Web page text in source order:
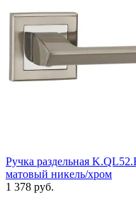
Ручка раздельная
матовый никель/хром
1 378 руб.